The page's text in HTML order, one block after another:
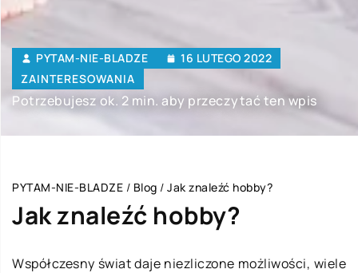
PYTAM-NIE-BLADZE
16 LUTEGO 2022
ZAINTERESOWANIA
Potrzebujesz ok. 2 min. aby przeczytać ten wpis
PYTAM-NIE-BLADZE / Blog / Jak znaleźć hobby?
Jak znaleźć hobby?
Współczesny świat daje niezliczone możliwości, wiele